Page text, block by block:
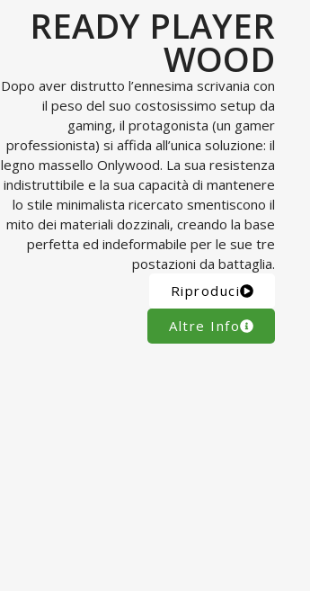
READY PLAYER
WOOD
Dopo aver distrutto l’ennesima scrivania con
il peso del suo costosissimo setup da
gaming, il protagonista (un gamer
professionista) si affida all’unica soluzione: il
legno massello Onlywood. La sua resistenza
indistruttibile e la sua capacità di mantenere
lo stile minimalista ricercato smentiscono il
mito dei materiali dozzinali, creando la base
perfetta ed indeformabile per le sue tre
postazioni da battaglia.
Riproduci
Altre Info